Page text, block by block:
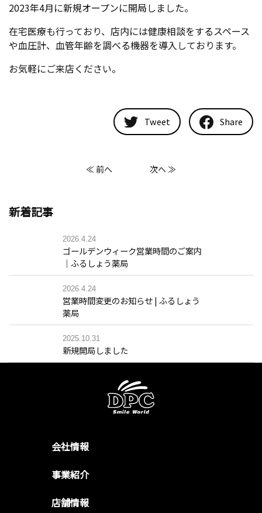
2023年4月に新規オープンに開局しました。
在宅医療も行っており、店内には健康相談をするスペース
や血圧計、血管年齢を調べる機器を導入しております。
お気軽にご来店ください。
Tweet Share
≪ 前へ 次へ ≫
新着記事
2026.4.24
ゴールデンウィーク営業時間のご案内
｜ふるしょう薬局
2026.4.24
営業時間変更のお知らせ | ふるしょう
薬局
2025.10.31
新規開局しました
会社情報
事業紹介
店舗情報